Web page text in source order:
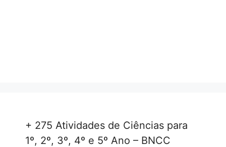
+ 275 Atividades de Ciências para
1º, 2º, 3º, 4º e 5º Ano – BNCC